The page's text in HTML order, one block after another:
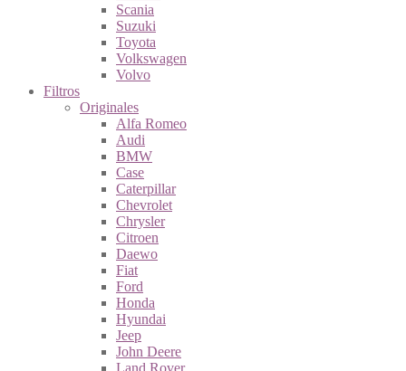
Scania
Suzuki
Toyota
Volkswagen
Volvo
Filtros
Originales
Alfa Romeo
Audi
BMW
Case
Caterpillar
Chevrolet
Chrysler
Citroen
Daewo
Fiat
Ford
Honda
Hyundai
Jeep
John Deere
Land Rover